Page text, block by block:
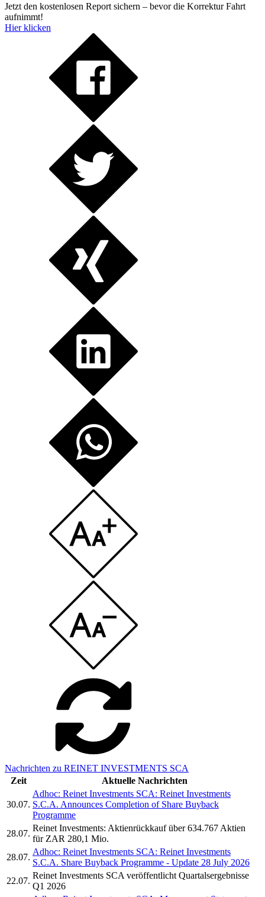
Jetzt den kostenlosen Report sichern – bevor die Korrektur Fahrt
aufnimmt!
Hier klicken
Nachrichten zu REINET INVESTMENTS SCA
Zeit
Aktuelle Nachrichten
30.07.
Adhoc: Reinet Investments SCA: Reinet Investments
S.C.A. Announces Completion of Share Buyback
Programme
28.07.
Reinet Investments: Aktienrückkauf über 634.767 Aktien
für ZAR 280,1 Mio.
28.07.
Adhoc: Reinet Investments SCA: Reinet Investments
S.C.A. Share Buyback Programme - Update 28 July 2026
22.07.
Reinet Investments SCA veröffentlicht Quartalsergebnisse
Q1 2026